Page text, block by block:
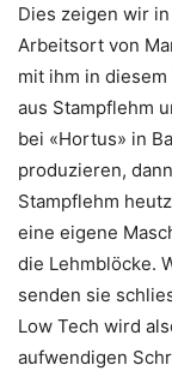
Dies zeigen wir
Arbeitsort von
mit ihm in
aus Stampflehm
bei «Hortus» in
produzieren,
Stampflehm
eine eigene
die Lehmblöcke.
senden sie
Low Tech wird
aufwendigen